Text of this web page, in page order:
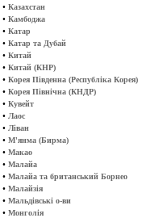
• Казахстан
• Камбоджа
• Катар
• Катар та Дубай
• Китай
• Китай (КНР)
• Корея Південна (Республіка Корея)
• Корея Північна (КНДР)
• Кувейт
• Лаос
• Ліван
• М'янма (Бирма)
• Макао
• Малайа
• Малайа та британський Борнео
• Малайзія
• Мальдівські о-ви
• Монголія